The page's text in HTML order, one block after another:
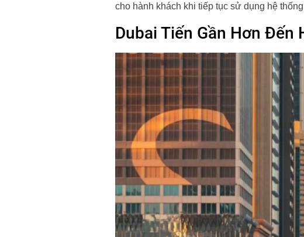
cho hành khách khi tiếp tục sử dụng hệ
Dubai Tiến Gần Hơn Đến